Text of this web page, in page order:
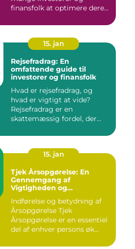
finansfolk at optimere deres
15. jan
Rejsefradrag: En
omfattende guide til
investorer og finansfolk
Hvad er rejsefradrag, og
hvad er vigtigt at vide?
Rejsefradrag er en
skattemæssig fordel, der
15. jan
Tjek Årsopgørelse: En
Gennemgang af
Vigtigheden og
Indførelse og betydning af
Årsopgørelse Tjek
Årsopgørelse er en essentiel
del af enhver persons øk...